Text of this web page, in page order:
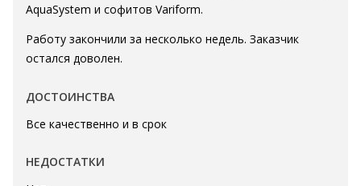
AquaSystem и софитов Variform.
Работу закончили за несколько недель. Заказчик
остался доволен.
ДОСТОИНСТВА
Все качественно и в срок
НЕДОСТАТКИ